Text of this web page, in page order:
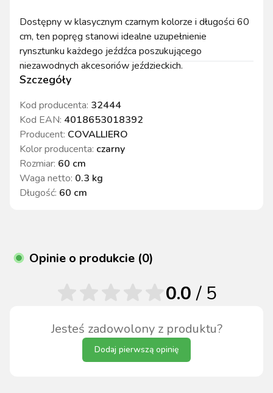
Szczegóły
Kod producenta: 32444
Kod EAN: 4018653018392
Producent: COVALLIERO
Kolor producenta: czarny
Rozmiar: 60 cm
Waga netto: 0.3 kg
Długość: 60 cm
Dostępny w klasycznym czarnym kolorze i długości 60
cm, ten popręg stanowi idealne uzupełnienie
rynsztunku każdego jeźdźca poszukującego
niezawodnych akcesoriów jeździeckich.
Opinie o produkcie (0)
Jesteś zadowolony z produktu?
Dodaj pierwszą opinię
0.0/ 5